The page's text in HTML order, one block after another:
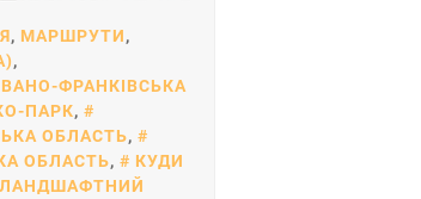
, МАРШРУТИ,
,
ФРАНКІВСЬКА
ПАРК,
ОБЛАСТЬ,
ОБЛАСТЬ,
КУДИ
ЛАНДШАФТНИЙ